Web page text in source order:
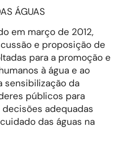
ÁGUAS
em março de 2012,
e proposição de
para a promoção e
à água e ao
sensibilização da
públicos para
adequadas
das águas na